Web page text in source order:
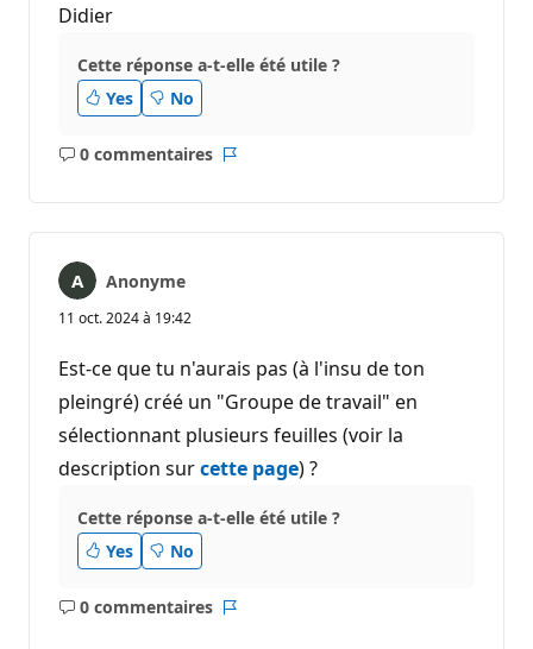
Didier
Cette réponse a-t-elle été utile ?
Yes
No
0 commentaires
Aucun
Anonyme
11 oct. 2024 à 19:42
Est-ce que tu n'aurais pas (à l'insu de ton
pleingré) créé un "Groupe de travail" en
sélectionnant plusieurs feuilles (voir la
description surcette page) ?
Cette réponse a-t-elle été utile ?
Yes
No
0 commentaires
Aucun